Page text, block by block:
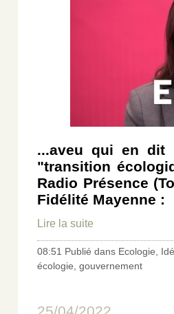
...aveu qui en dit
"transition
Radio Présence
Fidélité Mayenne :
Lire la suite
08:51 Publié dans Ecologie
écologie gouvernement